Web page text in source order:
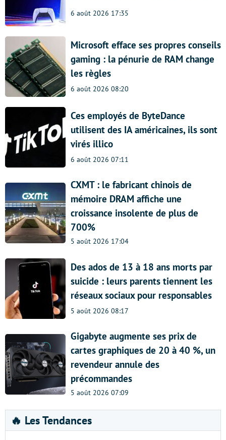
6 août 2026 17:35
Microsoft efface ses propres conseils
gaming : la pénurie de RAM change
les règles
6 août 2026 08:20
Ces employés de ByteDance
utilisent des IA américaines, ils sont
virés illico
6 août 2026 07:11
CXMT : le fabricant chinois de
mémoire DRAM affiche une
croissance insolente de plus de
700%
5 août 2026 17:04
Des ados de 13 à 18 ans morts par
suicide : leurs parents tiennent les
réseaux sociaux pour responsables
5 août 2026 08:17
Gigabyte augmente ses prix de
cartes graphiques de 20 à 40 %, un
revendeur annule des
précommandes
5 août 2026 07:09
🔥 Les Tendances